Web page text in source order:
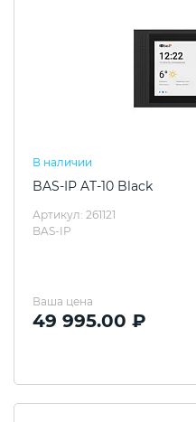
В наличии
BAS-IP AT-10 Black
Артикул: 261121
BAS-IP
Ваша цена
49 995.00 ₽